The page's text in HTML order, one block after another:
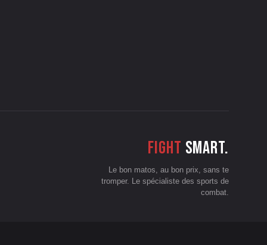
Fight smart.
Le bon matos, au bon prix, sans te
tromper. Le spécialiste des sports de
combat.